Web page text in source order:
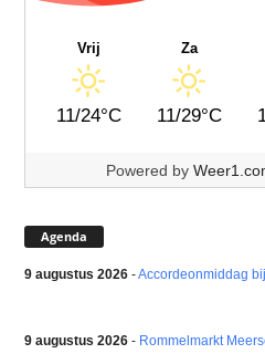
Vrij
11/24°C
Za
11/29°C
Powered by
Agenda
9 augustus 2026-Accordeonmiddag
9 augustus 2026- Rommelmarkt